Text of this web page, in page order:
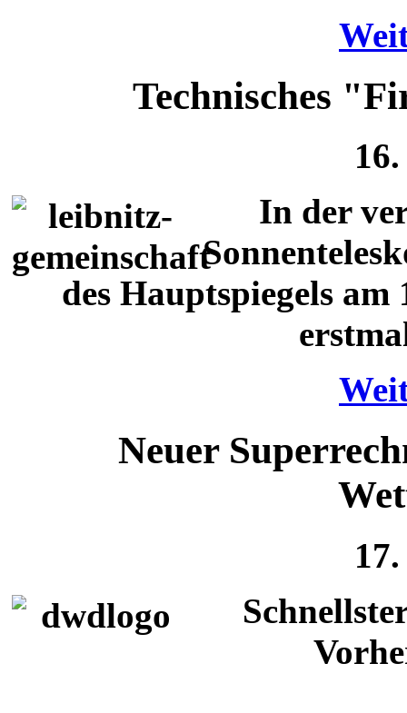
Technisches
In der
des Hauptspiegels
Neuer